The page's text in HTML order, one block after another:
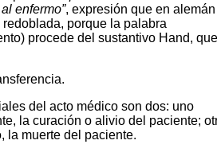
enfermo”, expresión que en alemán
porque la palabra
procede del sustantivo Hand, que
del acto médico son dos: uno
la curación o alivio del paciente;
la muerte del paciente.